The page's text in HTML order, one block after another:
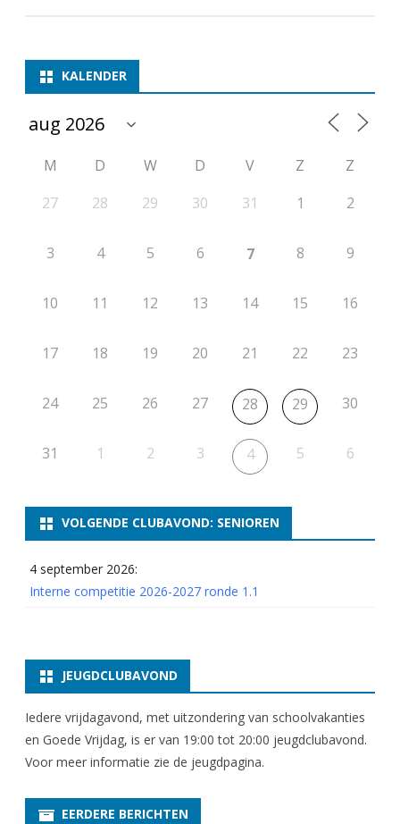
i
e
2
-
0
2
r
e
3
.
KALENDER
M D W D V Z
Z
27
28 29 30 31 1 2
3 4 5 6 7 8 9
10 11 12 13 14 15 16
17 18 19 20 21 22 23
24 25 26 27 28 29 30
31 1 2 3 4 5 6
VOLGENDE CLUBAVOND: SENIOREN
4 september 2026:
Interne competitie 2026-2027 ronde 1.1
JEUGDCLUBAVOND
Iedere vrijdagavond, met uitzondering van schoolvakanties
en Goede Vrijdag, is er van 19:00 tot 20:00 jeugdclubavond.
Voor meer informatie zie de jeugdpagina.
EERDERE BERICHTEN